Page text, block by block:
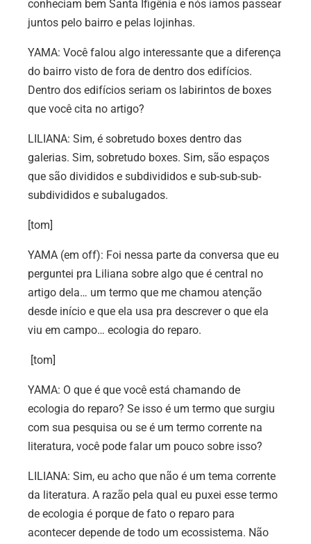
conheciam bem Santa Ifigênia e nós íamos passear
juntos pelo bairro e pelas lojinhas.
YAMA: Você falou algo interessante que a diferença
do bairro visto de fora de dentro dos edifícios.
Dentro dos edifícios seriam os labirintos de boxes
que você cita no artigo?
LILIANA: Sim, é sobretudo boxes dentro das
galerias. Sim, sobretudo boxes. Sim, são espaços
que são divididos e subdivididos e sub-sub-sub-
subdivididos e subalugados.
[tom]
YAMA (em off): Foi nessa parte da conversa que eu
perguntei pra Liliana sobre algo que é central no
artigo dela… um termo que me chamou atenção
desde início e que ela usa pra descrever o que ela
viu em campo… ecologia do reparo.
[tom]
YAMA: O que é que você está chamando de
ecologia do reparo? Se isso é um termo que surgiu
com sua pesquisa ou se é um termo corrente na
literatura, você pode falar um pouco sobre isso?
LILIANA: Sim, eu acho que não é um tema corrente
da literatura. A razão pela qual eu puxei esse termo
de ecologia é porque de fato o reparo para
acontecer depende de todo um ecossistema. Não